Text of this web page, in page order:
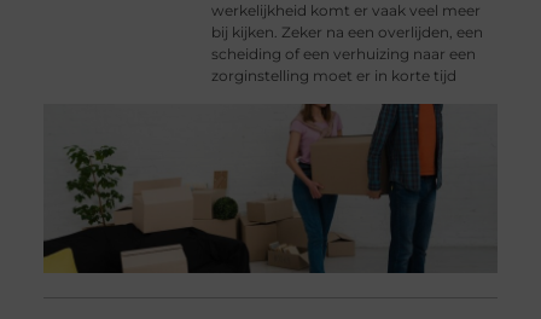
werkelijkheid komt er vaak veel meer
bij kijken. Zeker na een overlijden, een
scheiding of een verhuizing naar een
zorginstelling moet er in korte tijd